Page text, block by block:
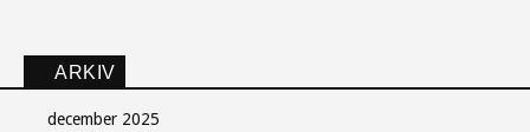
ARKIV
december 2025